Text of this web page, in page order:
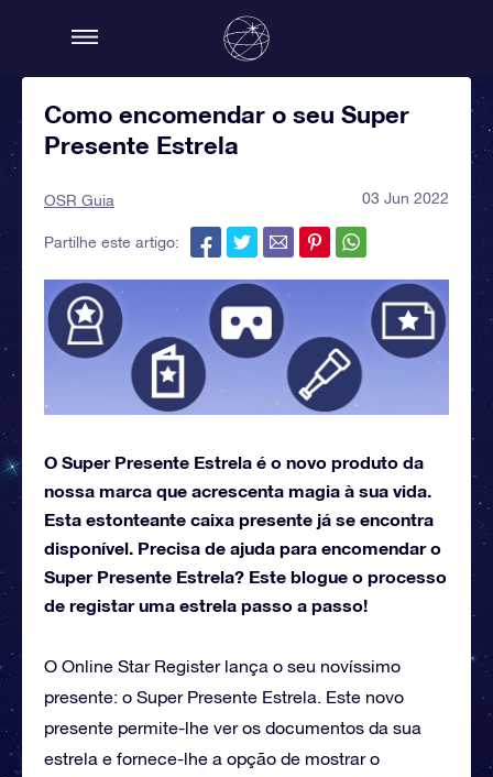
Como encomendar o seu Super
Presente Estrela
OSR Guia 03 Jun 2022
Partilhe este artigo:
O Super Presente Estrela é o novo produto da
nossa marca que acrescenta magia à sua vida.
Esta estonteante caixa presente já se encontra
disponível. Precisa de ajuda para encomendar o
Super Presente Estrela? Este blogue o processo
de registar uma estrela passo a passo!
O Online Star Register lança o seu novíssimo
presente: o Super Presente Estrela. Este novo
presente permite-lhe ver os documentos da sua
estrela e fornece-lhe a opção de mostrar o